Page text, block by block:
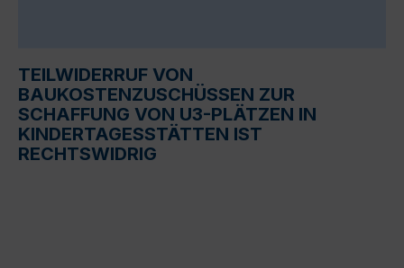
TEILWIDERRUF VON
BAUKOSTENZUSCHÜSSEN ZUR
SCHAFFUNG VON U3-PLÄTZEN IN
KINDERTAGESSTÄTTEN IST
RECHTSWIDRIG